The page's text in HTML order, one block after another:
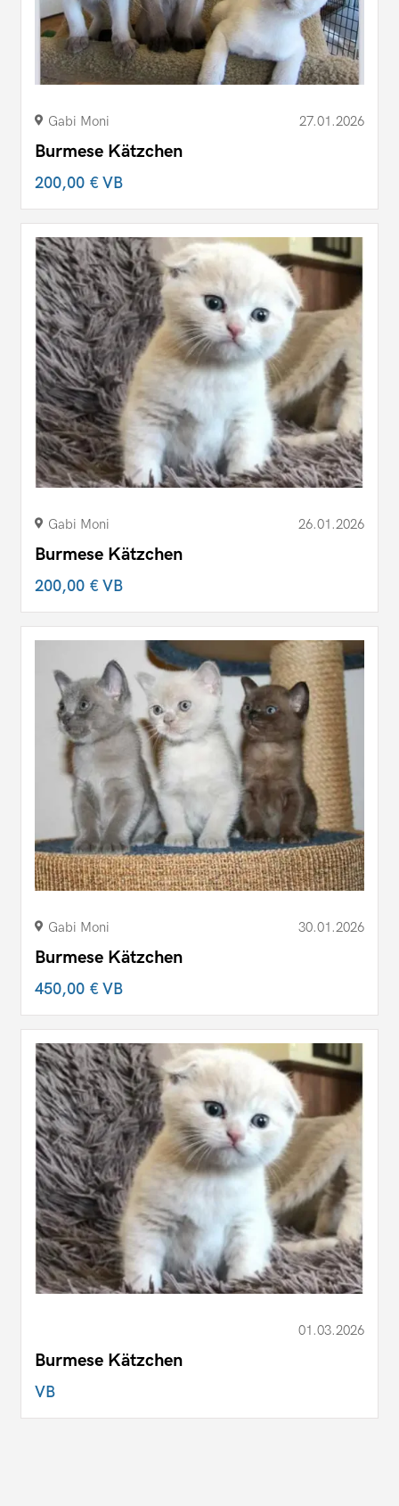
Gabi Moni 27.01.2026
Burmese Kätzchen
200,00 €VB
Gabi Moni 26.01.2026
Burmese Kätzchen
200,00 €VB
Gabi Moni 30.01.2026
Burmese Kätzchen
450,00 €VB
01.03.2026
Burmese Kätzchen
VB